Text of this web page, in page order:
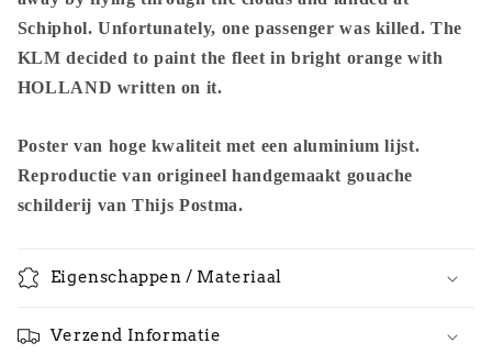
Frame Frame
Schiphol. Unfortunately, one passenger was killed. The
KLM decided to paint the fleet in bright orange with
HOLLAND written on it.
Poster van hoge kwaliteit met een aluminium lijst.
Reproductie van origineel handgemaakt gouache
schilderij van Thijs Postma.
Eigenschappen / Materiaal
Verzend Informatie